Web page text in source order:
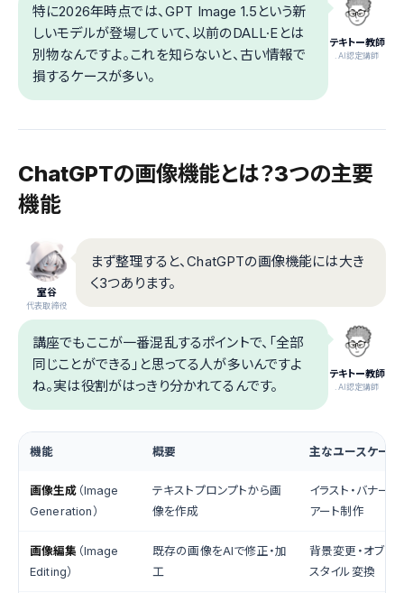
テキトー教師
.AI認定講師
特に2026年時点では、GPT Image 1.5という新
しいモデルが登場していて、以前のDALL·Eとは
別物なんですよ。これを知らないと、古い情報で
損するケースが多い。
ChatGPTの画像機能とは？3つの主要
機能
室谷
代表取締役
まず整理すると、ChatGPTの画像機能には大き
く3つあります。
テキトー教師
.AI認定講師
講座でもここが一番混乱するポイントで、「全部
同じことができる」と思ってる人が多いんですよ
ね。実は役割がはっきり分かれてるんです。
機能 概要 主なユースケース
画像生成 （Image
Generation）
テキストプロンプトから画
像を作成
イラスト・バナー・
アート制作
画像編集 （Image
Editing）
既存の画像をAIで修正・加
工
背景変更・オブジ
スタイル変換